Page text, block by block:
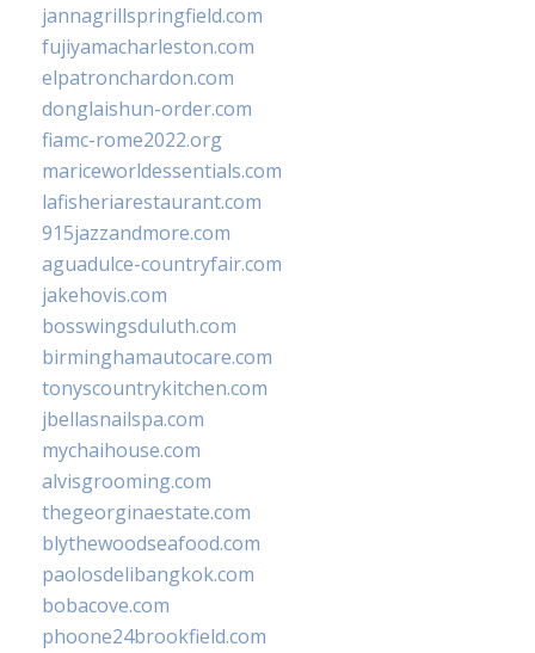
jannagrillspringfield.com
fujiyamacharleston.com
elpatronchardon.com
donglaishun-order.com
fiamc-rome2022.org
mariceworldessentials.com
lafisheriarestaurant.com
915jazzandmore.com
aguadulce-countryfair.com
jakehovis.com
bosswingsduluth.com
birminghamautocare.com
tonyscountrykitchen.com
jbellasnailspa.com
mychaihouse.com
alvisgrooming.com
thegeorginaestate.com
blythewoodseafood.com
paolosdelibangkok.com
bobacove.com
phoone24brookfield.com